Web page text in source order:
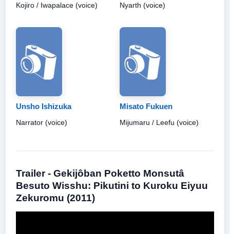
Kojiro / Iwapalace (voice) Nyarth (voice)
Unsho Ishizuka
Narrator (voice)
Misato Fukuen
Mijumaru / Leefu (voice)
Trailer - Gekijôban Poketto Monsutâ
Besuto Wisshu: Pikutini to Kuroku Eiyuu
Zekuromu (2011)